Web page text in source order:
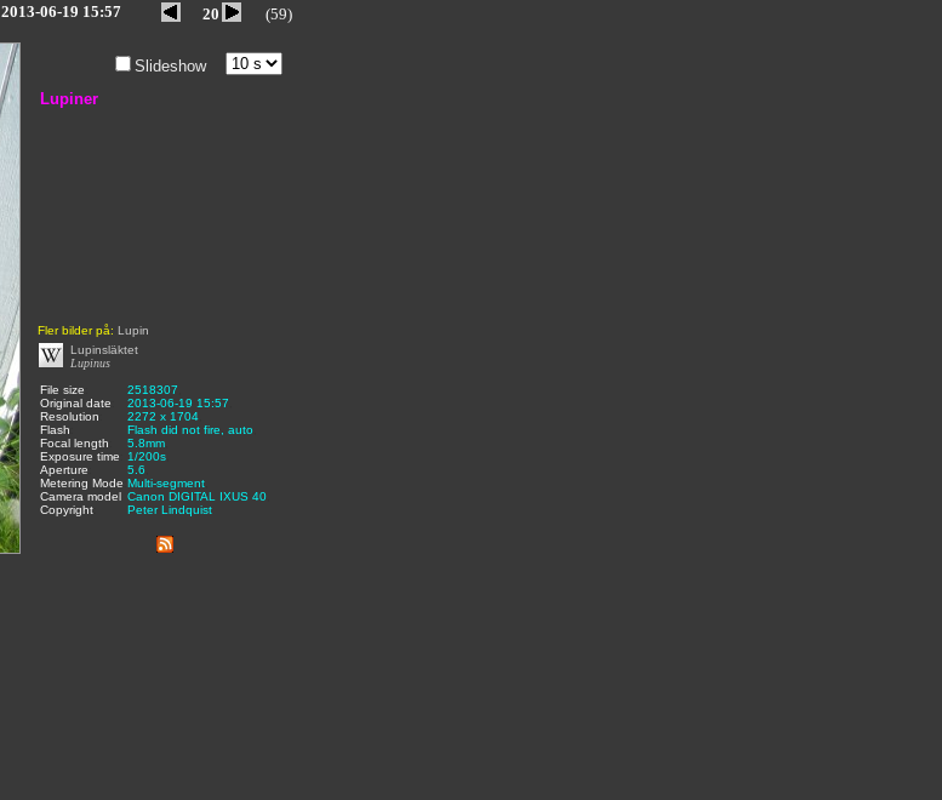
2013-06-19 15:57 20 (59)
Slideshow
Lupiner
Fler bilder på: Lupin
Lupinsläktet
Lupinus
File size
2518307
Original date
2013-06-19 15:57
Resolution
2272 x 1704
Flash
Flash did not fire, auto
Focal length
5.8mm
Exposure time
1/200s
Aperture
5.6
Metering Mode Multi-segment
Camera model Canon DIGITAL IXUS 40
Copyright
Peter Lindquist